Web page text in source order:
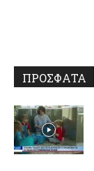
ΠΡΟΣΦΑΤΑ